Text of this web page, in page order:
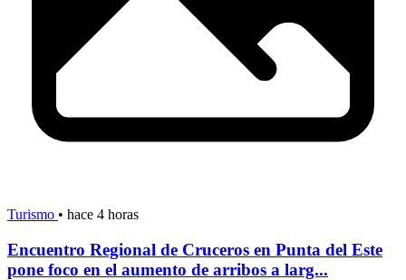
Turismo • hace 4 horas
Encuentro Regional de Cruceros en Punta del Este
pone foco en el aumento de arribos a larg...